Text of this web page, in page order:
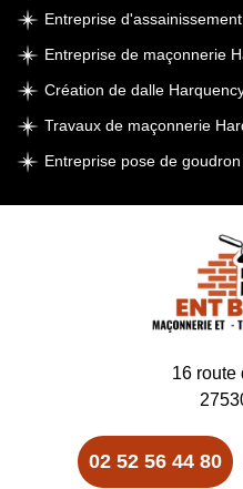
Entreprise
Entreprise de maçonnerie
Création de dalle
Travaux de maçonnerie
Entreprise pose de
16 route
02 52 56 44 80